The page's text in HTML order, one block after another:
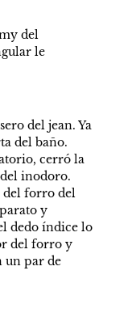
del
le
del jean. Ya
del baño.
cerró la
inodoro.
del forro del
y
dedo índice lo
del forro y
un par de